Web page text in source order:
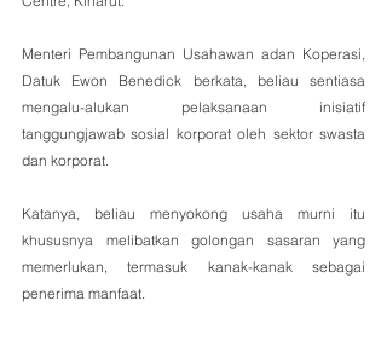
Menteri Pembangunan Usahawan adan Koperasi,
Datuk Ewon Benedick berkata, beliau sentiasa
mengalu-alukan pelaksanaan inisiatif
tanggungjawab sosial korporat oleh sektor swasta
dan korporat.
Katanya, beliau menyokong usaha murni itu
khususnya melibatkan golongan sasaran yang
memerlukan, termasuk kanak-kanak sebagai
penerima manfaat.